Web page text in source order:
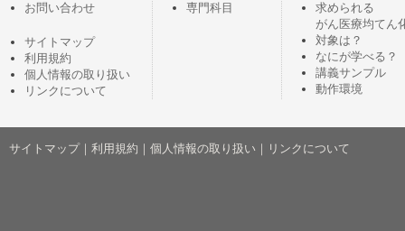
お問い合わせ
サイトマップ
利用規約
個人情報の取り扱い
リンクについて
専門科目
求められる
がん医療均てん
対象は？
なにが学べる？
講義サンプル
動作環境
サイトマップ｜ 利用規約 ｜ 個人情報の取り扱い ｜ リンクについて